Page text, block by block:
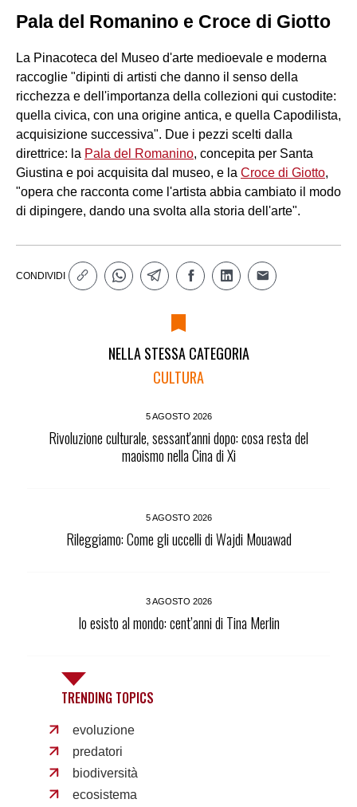
Pala del Romanino e Croce di Giotto
La Pinacoteca del Museo d'arte medioevale e moderna
raccoglie "dipinti di artisti che danno il senso della
ricchezza e dell'importanza della collezioni qui custodite:
quella civica, con una origine antica, e quella Capodilista,
acquisizione successiva". Due i pezzi scelti dalla
direttrice: la Pala del Romanino, concepita per Santa
Giustina e poi acquisita dal museo, e la Croce di Giotto,
"opera che racconta come l'artista abbia cambiato il modo
di dipingere, dando una svolta alla storia dell'arte".
CONDIVIDI
NELLA STESSA CATEGORIA
CULTURA
5 AGOSTO 2026
Rivoluzione culturale, sessant'anni dopo: cosa resta del
maoismo nella Cina di Xi
5 AGOSTO 2026
Rileggiamo: Come gli uccelli di Wajdi Mouawad
3 AGOSTO 2026
Io esisto al mondo: cent’anni di Tina Merlin
TRENDING TOPICS
evoluzione
predatori
biodiversità
ecosistema